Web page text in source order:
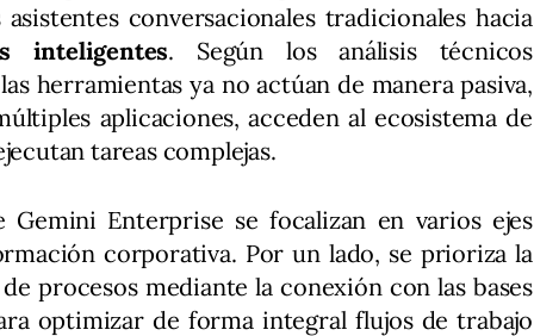
conversacionales tradicionales hacia
inteligentes. Según los análisis técnicos
herramientas ya no actúan de manera pasiva,
aplicaciones, acceden al ecosistema de
tareas complejas.
Gemini Enterprise se focalizan en varios ejes
corporativa. Por un lado, se prioriza la
procesos mediante la conexión con las bases
optimizar de forma integral flujos de trabajo